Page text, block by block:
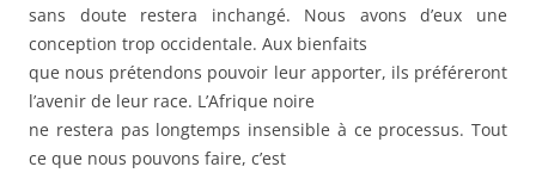
sans doute restera inchangé. Nous avons d’eux une
conception trop occidentale. Aux bienfaits
que nous prétendons pouvoir leur apporter, ils préféreront
l’avenir de leur race. L’Afrique noire
ne restera pas longtemps insensible à ce processus. Tout
ce que nous pouvons faire, c’est